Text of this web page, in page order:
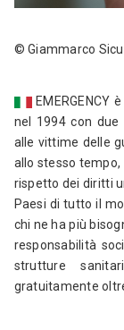
©Giammarco
EMERGENCY
nel 1994 con
alle vittime delle
allo stesso
rispetto dei diritti
Paesi di tutto il
chi ne ha più
responsabilità
strutture
gratuitamente